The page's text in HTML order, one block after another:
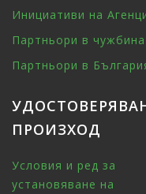
Инициативи на
Партньори в чужбина
Партньори в
ПРОИЗХОД
Условия и ред за
установяване на